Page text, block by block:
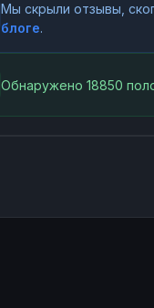
Мы скрыли отзывы,
блоге.
Обнаружено 18850